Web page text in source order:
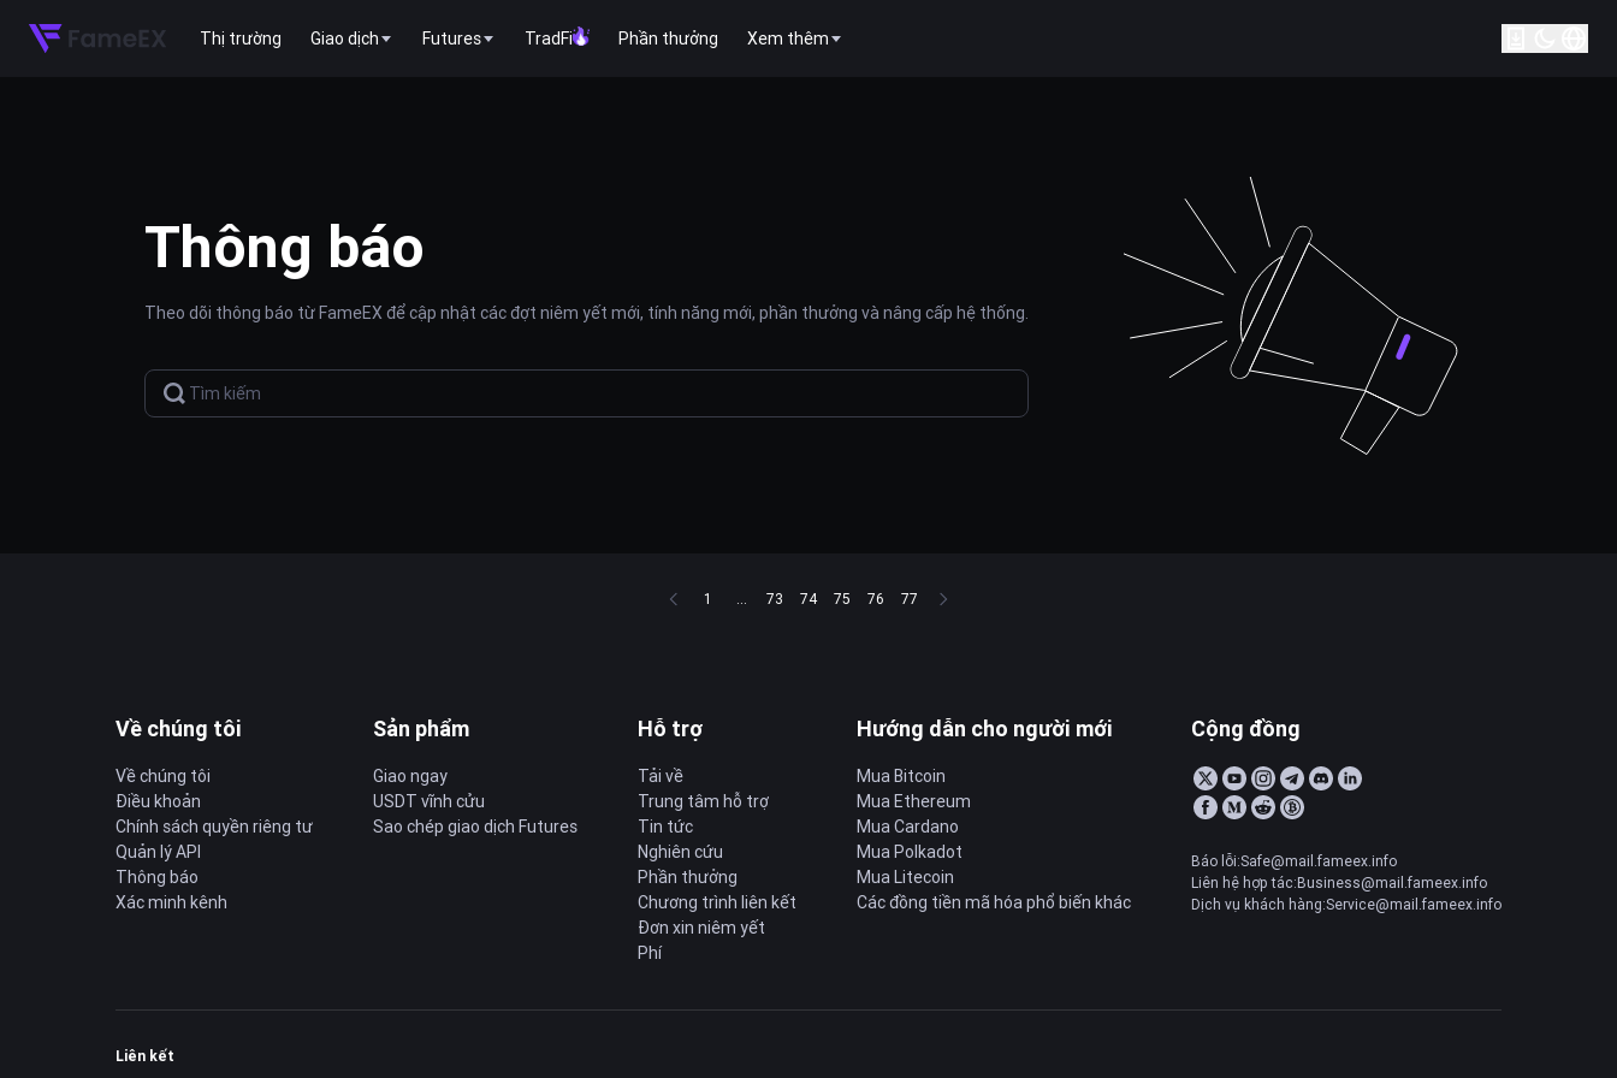
Thị trường Giao dịch Futures TradFi Phần thưởng Xem thêm
Thông báo
Theo dõi thông báo từ FameEX để cập nhật các đợt niêm yết mới, tính năng mới, phần thưởng và nâng cấp hệ thống.
1 ... 73 74 75 76 77
Về chúng tôi
Về chúng tôi
Điều khoản
Chính sách quyền riêng tư
Quản lý API
Thông báo
Xác minh kênh
Sản phẩm
Giao ngay
USDT vĩnh cửu
Sao chép giao dịch Futures
Hỗ trợ
Tải về
Trung tâm hỗ trợ
Tin tức
Nghiên cứu
Phần thưởng
Chương trình liên kết
Đơn xin niêm yết
Phí
Hướng dẫn cho người mới
Mua Bitcoin
Mua Ethereum
Mua Cardano
Mua Polkadot
Mua Litecoin
Các đồng tiền mã hóa phổ biến khác
Cộng đồng
Báo lỗi:Safe@mail.fameex.info
Liên hệ hợp tác:Business@mail.fameex.info
Dịch vụ khách hàng:Service@mail.fameex.info
Liên kết